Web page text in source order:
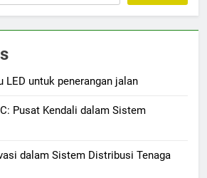
LED untuk penerangan jalan
Pusat Kendali dalam Sistem
dalam Sistem Distribusi Tenaga